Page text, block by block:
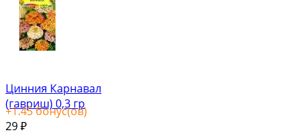
Цинния Карнавал
(гавриш) 0,3 гр
+1.45бонус(ов)
29 ₽